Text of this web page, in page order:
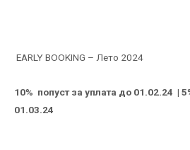
EARLY BOOKING – Лето 2024
10% попуст за уплата до 01.02.24 |
01.03.24